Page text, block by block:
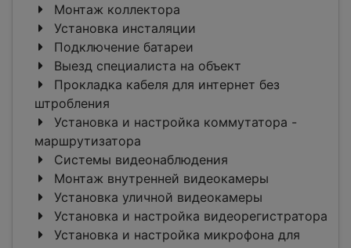
Монтаж коллектора
Установка инсталяции
Подключение батареи
Выезд специалиста на объект
Прокладка кабеля для интернет без
штробления
Установка и настройка коммутатора -
маршрутизатора
Системы видеонаблюдения
Монтаж внутренней видеокамеры
Установка уличной видеокамеры
Установка и настройка видеорегистратора
Установка и настройка микрофона для